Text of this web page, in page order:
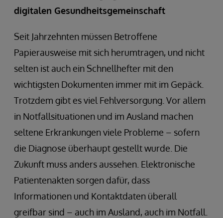
digitalen Gesundheitsgemeinschaft
Seit Jahrzehnten müssen Betroffene
Papierausweise mit sich herumtragen, und nicht
selten ist auch ein Schnellhefter mit den
wichtigsten Dokumenten immer mit im Gepäck.
Trotzdem gibt es viel Fehlversorgung. Vor allem
in Notfallsituationen und im Ausland machen
seltene Erkrankungen viele Probleme – sofern
die Diagnose überhaupt gestellt wurde. Die
Zukunft muss anders aussehen. Elektronische
Patientenakten sorgen dafür, dass
Informationen und Kontaktdaten überall
greifbar sind – auch im Ausland, auch im Notfall.